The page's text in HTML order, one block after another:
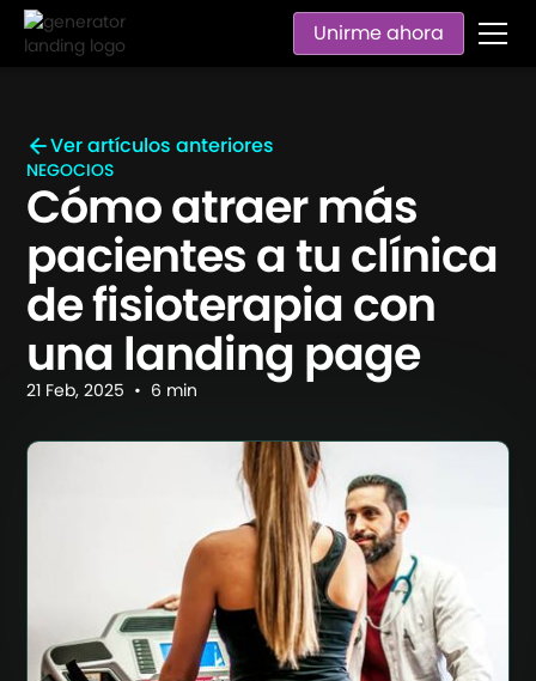
Unirme ahora
Ver artículos anteriores
NEGOCIOS
Cómo atraer más
pacientes a tu clínica
de fisioterapia con
una landing page
21 Feb, 2025 • 6 min